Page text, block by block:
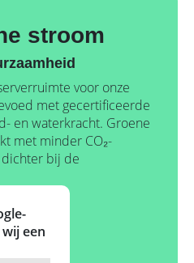
stroom
voor onze
met gecertificeerde
en waterkracht. Groene
met minder CO₂-
bij de
een